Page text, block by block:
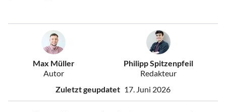
Max Müller
Autor
Philipp Spitzenpfeil
Redakteur
Zuletzt geupdatet 17. Juni 2026